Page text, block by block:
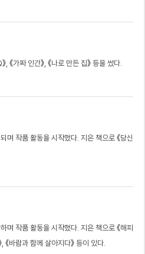
, 《가짜 인간》, 《나로 만든 집》 등을 썼다.
며 작품 활동을 시작했다. 지은 책으로 《당신
작품 활동을 시작했다. 지은 책으로 《해피
《바람과 함께 살아지다》 등이 있다.